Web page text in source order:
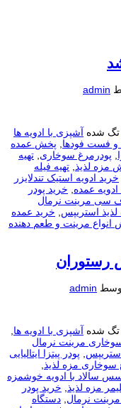
admin
تگ شده آشپزی با ادویه ها
و فست فودها, پخش عمده
, پودرمرغ سوخاری, تهیه
مزه لذیذ, تهیه فیله
خرید ادویه استیک تندلایزر
عمده, خرید پودر
سی مرینت نرمال
استریپس, خرید عمده
انواع مرینت و طعم دهنده
رستوران
admin
تگ شده آشپزی با ادویه ها
مرینت نرمال
پودر پیتزا ایتالیایی
سوخاری مزه لذیذ
سس سالاد با ادویه خوشمزه
مزه لذیذ
خرید پودر
نرمال دستگاه